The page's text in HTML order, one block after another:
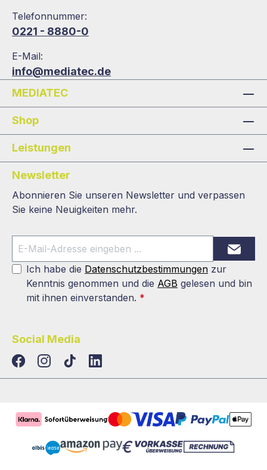
Telefonnummer:
0221 - 8880-0
E-Mail:
info@mediatec.de
MEDIATEC
Shop
Leistungen
Newsletter
Abonnieren Sie unseren Newsletter und verpassen
Sie keine Neuigkeiten mehr.
Ich habe die Datenschutzbestimmungen zur
Kenntnis genommen und die AGB gelesen und bin
mit ihnen einverstanden. *
Social Media
TikTokLinkedIn